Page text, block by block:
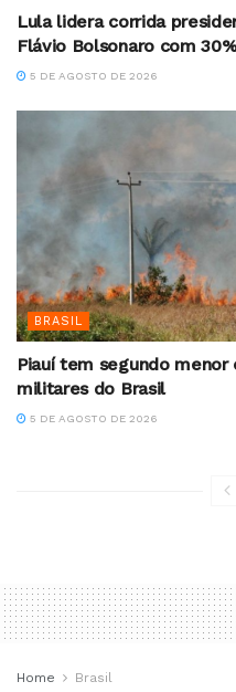
Lula lidera corrida
Flávio Bolsonaro com
5 DE AGOSTO DE 2026
BRASIL
Piauí tem segundo
militares do Brasil
5 DE AGOSTO DE 2026
Home Brasil